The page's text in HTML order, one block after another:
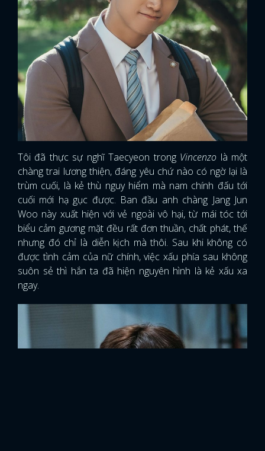
Tôi đã thực sự nghĩ Taecyeon trong Vincenzo là một
chàng trai lương thiện, đáng yêu chứ nào có ngờ lại là
trùm cuối, là kẻ thù nguy hiểm mà nam chính đấu tới
cuối mới hạ gục được. Ban đầu anh chàng Jang Jun
Woo này xuất hiện với vẻ ngoài vô hại, từ mái tóc tới
biểu cảm gương mặt đều rất đơn thuần, chất phát, thế
nhưng đó chỉ là diễn kịch mà thôi. Sau khi không có
được tình cảm của nữ chính, việc xấu phía sau không
suôn sẻ thì hắn ta đã hiện nguyên hình là kẻ xấu xa
ngay.